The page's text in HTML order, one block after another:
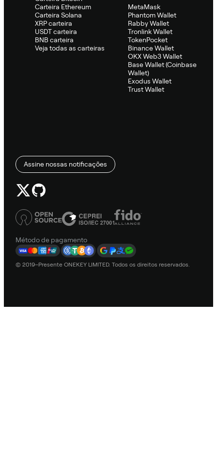
Carteira Ethereum
Carteira Solana
XRP carteira
USDT carteira
BNB carteira
Veja todas as carteiras
MetaMask
Phantom Wallet
Rabby Wallet
Tronlink Wallet
TokenPocket
Binance Wallet
OKX Web3 Wallet
Base Wallet (Coinbase
Wallet)
Exodus Wallet
Trust Wallet
Assine nossas notificações
Método de pagamento
© 2019–Presente ONEKEY LIMITED. Todos os direitos reservados.